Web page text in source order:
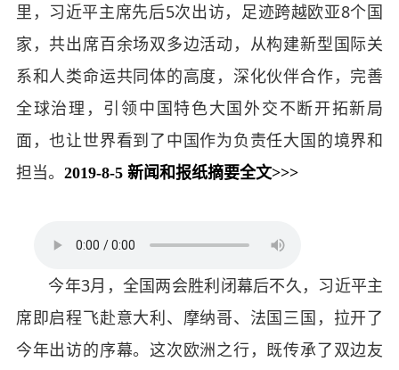
里，习近平主席先后5次出访，足迹跨越欧亚8个国
家，共出席百余场双多边活动，从构建新型国际关
系和人类命运共同体的高度，深化伙伴合作，完善
全球治理，引领中国特色大国外交不断开拓新局
面，也让世界看到了中国作为负责任大国的境界和
担当。 2019-8-5 新闻和报纸摘要全文>>>
今年3月，全国两会胜利闭幕后不久，习近平主
席即启程飞赴意大利、摩纳哥、法国三国，拉开了
今年出访的序幕。这次欧洲之行，既传承了双边友